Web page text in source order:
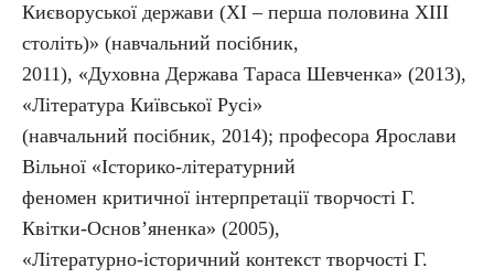
Києворуської держави (ХІ – перша половина ХІІІ
століть)» (навчальний посібник,
2011), «Духовна Держава Тараса Шевченка» (2013),
«Література Київської Русі»
(навчальний посібник, 2014); професора Ярослави
Вільної «Історико-літературний
феномен критичної інтерпретації творчості Г.
Квітки-Основ’яненка» (2005),
«Літературно-історичний контекст творчості Г.